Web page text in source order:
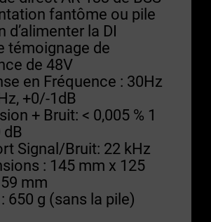
fantôme ou pile
d’alimenter la DI
témoignage de
de 48V
en Fréquence : 30Hz
+0/-1dB
+ Bruit: < 0,005 % 1
dB
Signal/Bruit: 22 kHz
: 145 mm x 125
mm
650 g (sans la pile)